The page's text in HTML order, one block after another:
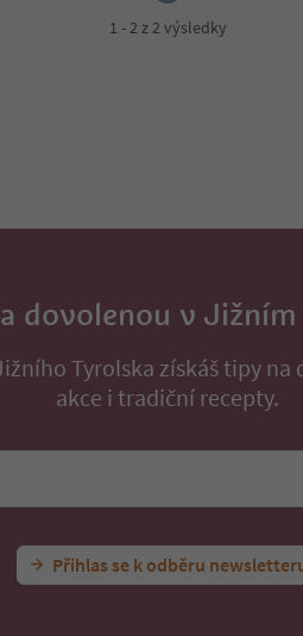
1 - 2 z 2 výsledky
dovolenou v Jižním
Tyrolska získáš tipy na
akce i tradiční recepty.
Přihlas se k odběru